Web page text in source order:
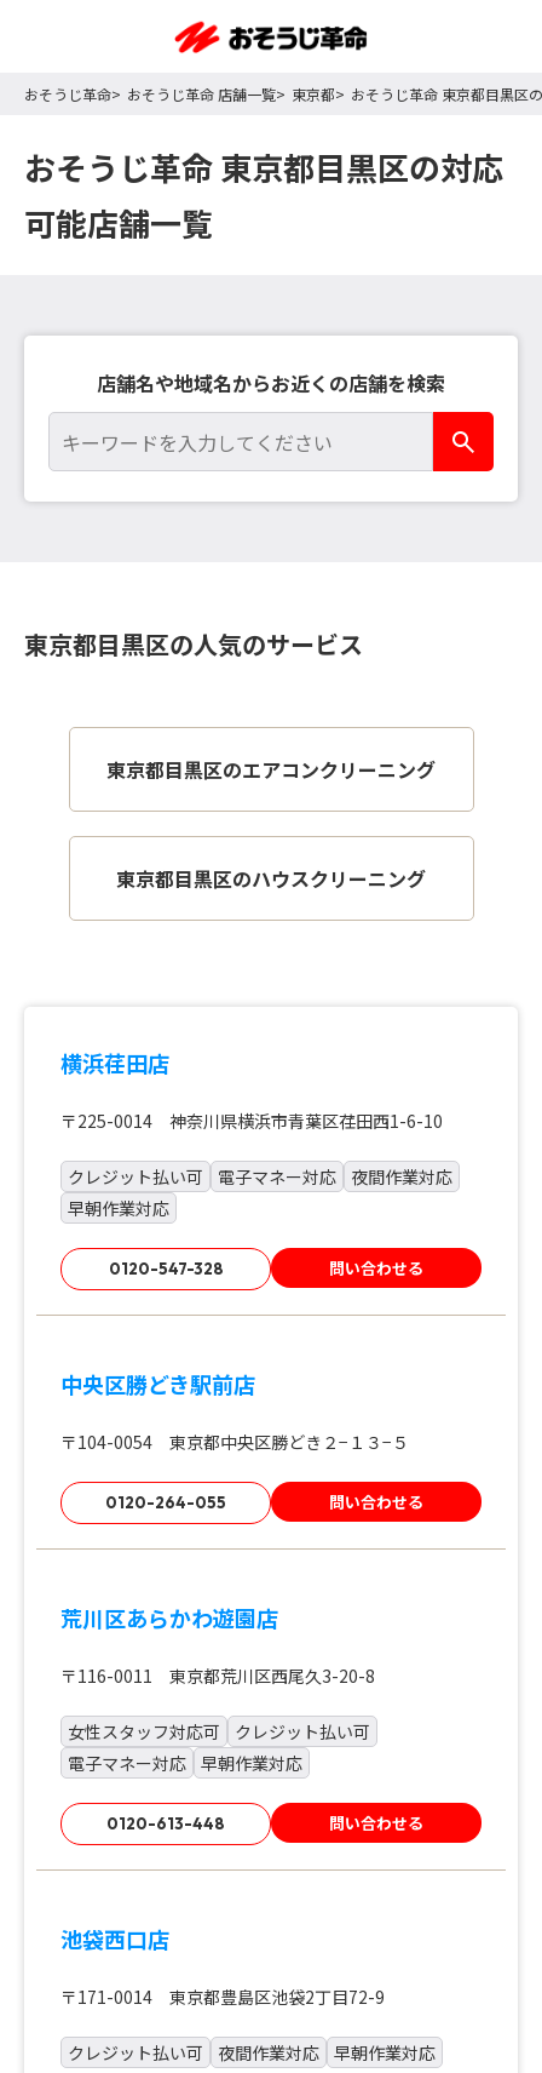
おそうじ革命 おそうじ革命 店舗一覧 東京都 おそうじ革命 東京都目黒区
おそうじ革命 東京都目黒区の対応
可能店舗一覧
店舗名や地域名からお近くの店舗を検索
東京都目黒区の人気のサービス
東京都目黒区のエアコンクリーニング
東京都目黒区のハウスクリーニング
横浜荏田店
〒225-0014 神奈川県横浜市青葉区荏田西1-6-10
クレジット払い可 電子マネー対応
夜間作業対応
早朝作業対応
0120-547-328 問い合わせる
中央区勝どき駅前店
〒104-0054 東京都中央区勝どき２−１３−５
0120-264-055 問い合わせる
荒川区あらかわ遊園店
〒116-0011 東京都荒川区西尾久3-20-8
女性スタッフ対応可
クレジット払い可
電子マネー対応 早朝作業対応
0120-613-448 問い合わせる
池袋西口店
〒171-0014 東京都豊島区池袋2丁目72-9
クレジット払い可 夜間作業対応 早朝作業対応